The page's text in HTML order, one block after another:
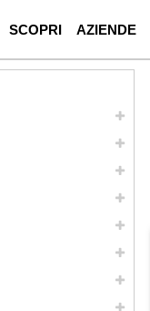
SCOPRI AZIENDE